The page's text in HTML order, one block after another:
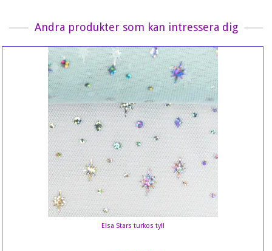
Andra produkter som kan intressera dig
Elsa Stars turkos tyll